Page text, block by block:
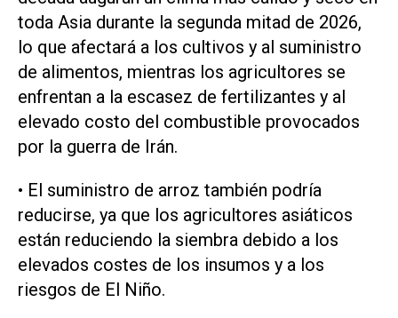
toda Asia durante la segunda mitad de 2026,
lo que afectará a los cultivos y al suministro
de alimentos, mientras los agricultores se
‌enfrentan a la escasez de fertilizantes y al
elevado costo del combustible provocados
por la guerra de Irán.
• El suministro de arroz también podría
reducirse, ya que los agricultores asiáticos
están reduciendo la siembra debido a los
elevados costes de los insumos y a los
riesgos de El Niño.